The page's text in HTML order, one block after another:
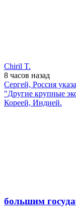
Chiril T.
8 часов назад
Cергей, Россия
"Другие крупные
Кореей, Индией.
большим